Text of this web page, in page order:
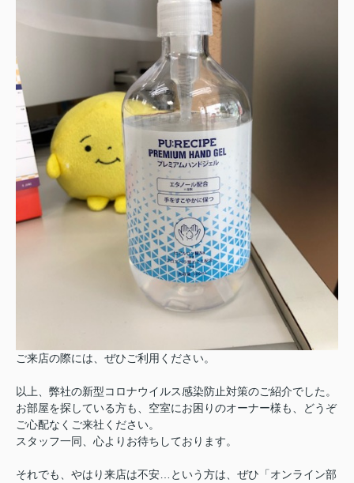
ご来店の際には、ぜひご利用ください。
以上、弊社の新型コロナウイルス感染防止対策のご紹介でした。
お部屋を探している方も、空室にお困りのオーナー様も、どうぞ
ご心配なくご来社ください。
スタッフ一同、心よりお待ちしております。
それでも、やはり来店は不安…という方は、ぜひ「オンライン部